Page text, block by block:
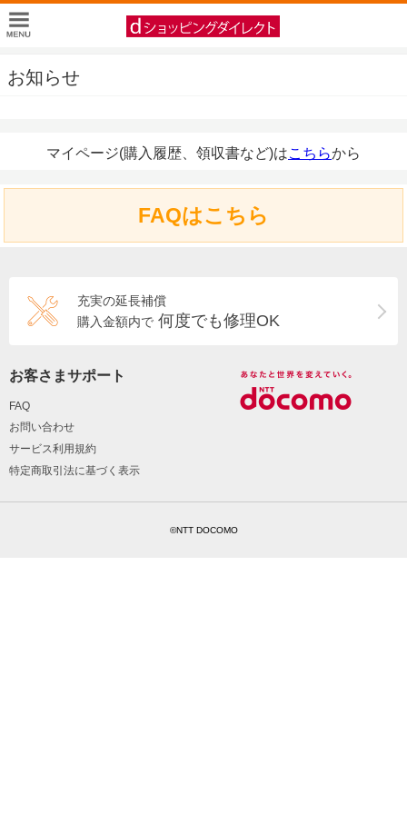
お知らせ
マイページ(購入履歴、領収書など)はこちらから
FAQはこちら
充実の延長補償
購入金額内で 何度でも修理OK
お客さまサポート
FAQ
お問い合わせ
サービス利用規約
特定商取引法に基づく表示
©NTT DOCOMO